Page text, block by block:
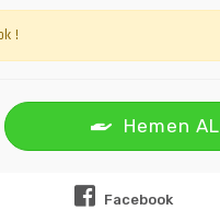
!
Hemen AL
Facebook